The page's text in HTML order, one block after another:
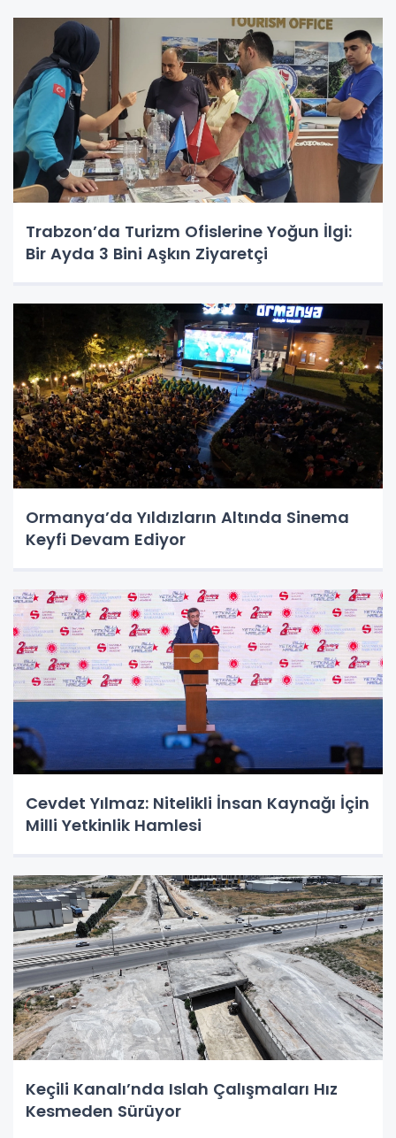
Trabzon’da Turizm Ofislerine Yoğun İlgi:
Bir Ayda 3 Bini Aşkın Ziyaretçi
Ormanya’da Yıldızların Altında Sinema
Keyfi Devam Ediyor
Cevdet Yılmaz: Nitelikli İnsan Kaynağı İçin
Milli Yetkinlik Hamlesi
Keçili Kanalı’nda Islah Çalışmaları Hız
Kesmeden Sürüyor